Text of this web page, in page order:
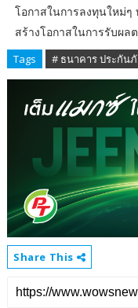
โอกาสในการลงทุนใหม่ๆ
สร้างโอกาสในการรับผ
Tags # ธนาคาร ประกัน
Share This